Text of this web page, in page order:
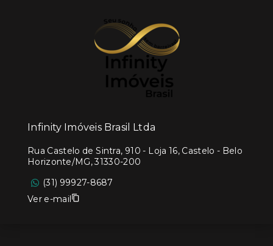
Infinity Imóveis Brasil Ltda
Rua Castelo de Sintra, 910 - Loja 16, Castelo - Belo
Horizonte/MG, 31330-200
(31) 99927-8687
Ver e-mail